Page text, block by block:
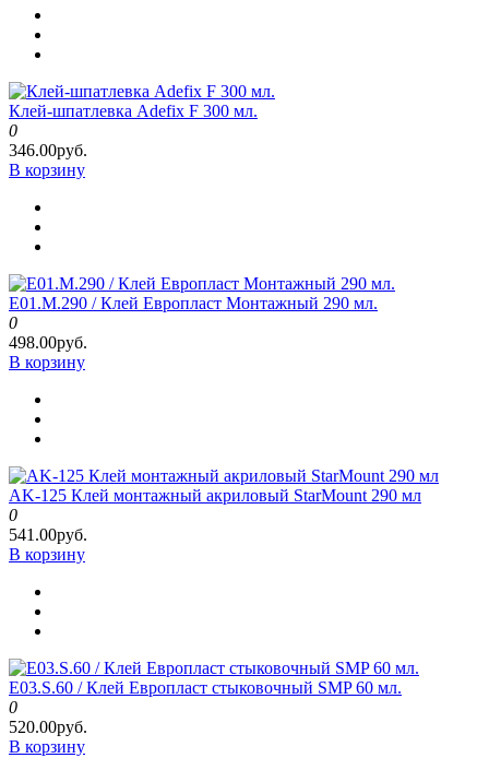
Клей-шпатлевка Adefix F 300 мл.
0
346.00руб.
В корзину
E01.M.290 / Клей Европласт Монтажный 290 мл.
0
498.00руб.
В корзину
AK-125 Клей монтажный акриловый StarMount 290 мл
0
541.00руб.
В корзину
E03.S.60 / Клей Европласт стыковочный SMP 60 мл.
0
520.00руб.
В корзину